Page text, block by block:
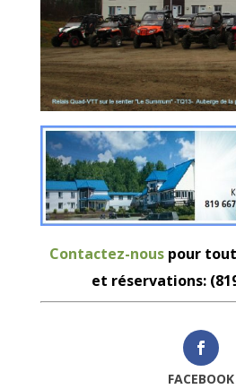
Contactez-nouspour
et réservations:
FACEBOOK